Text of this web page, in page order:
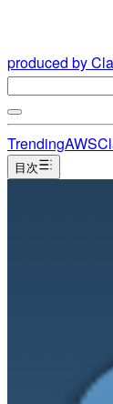
produced by
TrendingAWS
目次